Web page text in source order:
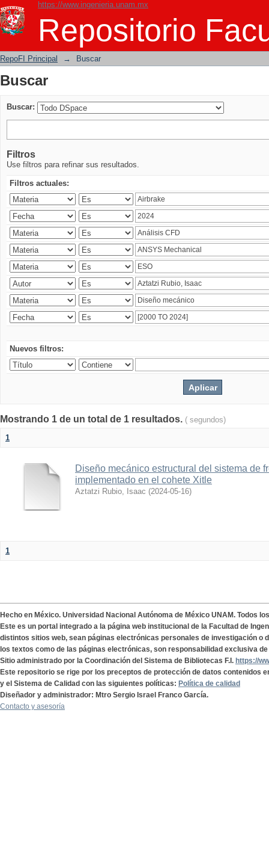
https://www.ingenieria.unam.mx
Repositorio
Buscar
RepoFI Principal → Buscar
Buscar
Buscar:
Filtros
Use filtros para refinar sus resultados.
Filtros actuales:
Nuevos filtros:
Mostrando 1 de un total de 1 resultados. ( segundos)
1
Diseño mecánico estructural del sistema de
implementado en el cohete Xitle
Aztatzi Rubio, Isaac (2024-05-16)
1
Hecho en México. Universidad Nacional Autónoma de México UNAM. Todos
Este es un portal integrado a la página web institucional de la Facultad de
distintos sitios web, sean páginas electrónicas personales de investigación o
los textos como de las páginas electrónicas, son responsabilidad exclusiva
Sitio administrado por la Coordinación del Sistema de Bibliotecas F.I. https://
Este repositorio se rige por los preceptos de protección de datos contenidos
y el Sistema de Calidad con las siguientes políticas: Política de calidad
Diseñador y administrador: Mtro Sergio Israel Franco García.
Contacto y asesoría